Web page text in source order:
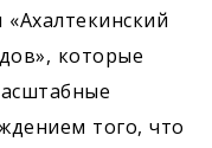
которые
того, что